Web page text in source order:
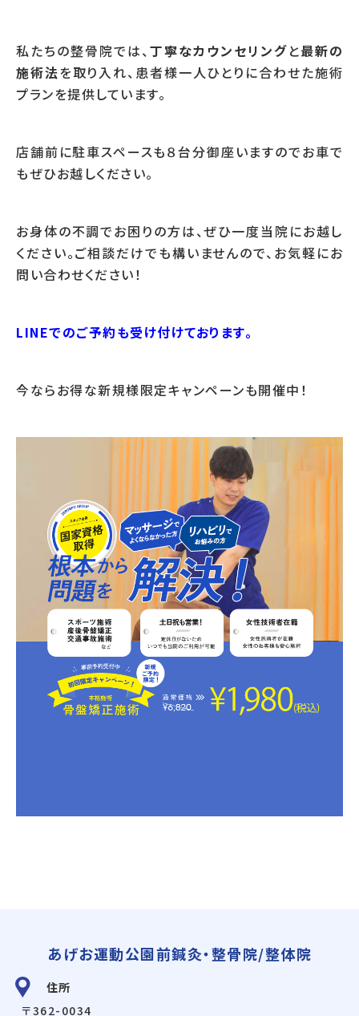
私たちの整骨院では、丁寧なカウンセリングと最新の
施術法を取り入れ、患者様一人ひとりに合わせた施術
プランを提供しています。
店舗前に駐車スペースも８台分御座いますのでお車で
もぜひお越しください。
お身体の不調でお困りの方は、ぜひ一度当院にお越し
ください。ご相談だけでも構いませんので、お気軽にお
問い合わせください！
LINEでのご予約も受け付けております。
今ならお得な新規様限定キャンペーンも開催中！
あげお運動公園前鍼灸・整骨院/整体院
住所
〒362-0034